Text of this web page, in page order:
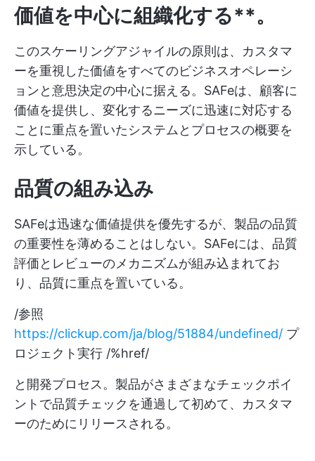
価値を中心に組織化する**。
このスケーリングアジャイルの原則は、カスタマ
ーを重視した価値をすべてのビジネスオペレーシ
ョンと意思決定の中心に据える。SAFeは、顧客に
価値を提供し、変化するニーズに迅速に対応する
ことに重点を置いたシステムとプロセスの概要を
示している。
品質の組み込み
SAFeは迅速な価値提供を優先するが、製品の品質
の重要性を薄めることはしない。SAFeには、品質
評価とレビューのメカニズムが組み込まれてお
り、品質に重点を置いている。
/参照
https://clickup.com/ja/blog/51884/undefined/ プ
ロジェクト実行 /%href/
と開発プロセス。製品がさまざまなチェックポイ
ントで品質チェックを通過して初めて、カスタマ
ーのためにリリースされる。